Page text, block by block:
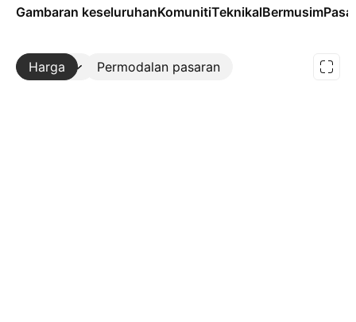
Gambaran keseluruhanKomunitiTeknikalBermusim
Harga Permodalan pasaran
Lebih